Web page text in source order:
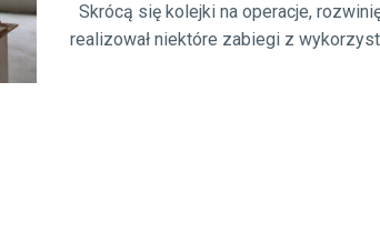
Skrócą się kolejki na operacje,
realizował niektóre zabiegi z